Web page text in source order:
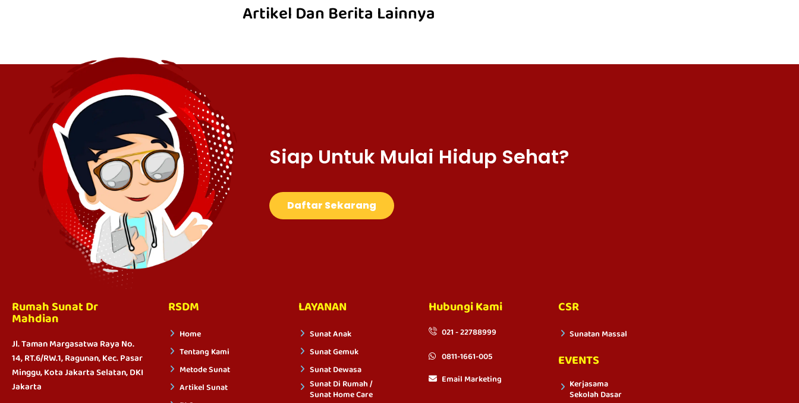
Artikel Dan Berita Lainnya
Siap Untuk Mulai Hidup Sehat?
Daftar Sekarang
Rumah Sunat Dr
Mahdian
Jl. Taman Margasatwa Raya No.
14, RT.6/RW.1, Ragunan, Kec. Pasar
Minggu, Kota Jakarta Selatan, DKI
Jakarta
RSDM
Home
Tentang Kami
Metode Sunat
Artikel Sunat
LAYANAN
Sunat Anak
Sunat Gemuk
Sunat Dewasa
Sunat Di Rumah /
Sunat Home Care
Hubungi Kami
021 - 22788999
0811-1661-005
Email Marketing
CSR
Sunatan Massal
EVENTS
Kerjasama
Sekolah Dasar